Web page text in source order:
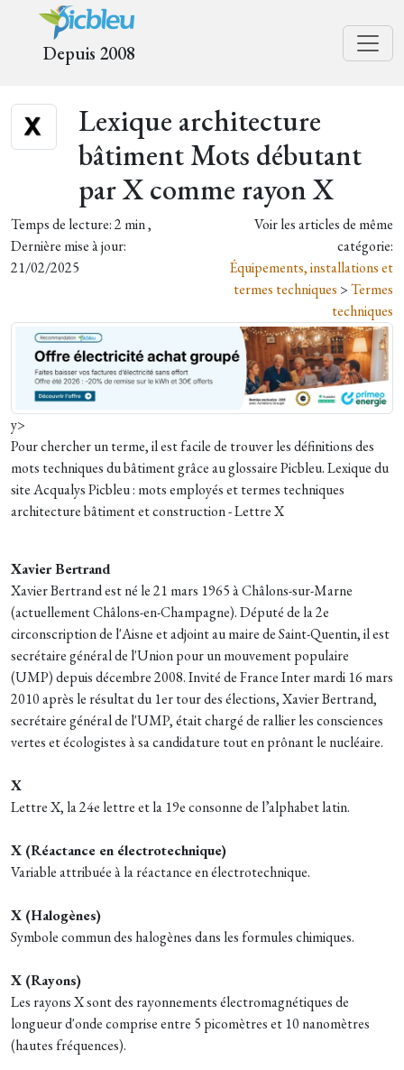
Depuis 2008
Lexique architecture
bâtiment Mots débutant
par X comme rayon X
Temps de lecture: 2 min ,
Dernière mise à jour:
21/02/2025
Voir les articles de même
catégorie:
Équipements, installations et
termes techniques >Termes
techniques
y>
Pour chercher un terme, il est facile de trouver les définitions des
mots techniques du bâtiment grâce au glossaire Picbleu. Lexique du
site Acqualys Picbleu : mots employés et termes techniques
architecture bâtiment et construction - Lettre X
Xavier Bertrand
Xavier Bertrand est né le 21 mars 1965 à Châlons-sur-Marne
(actuellement Châlons-en-Champagne). Député de la 2e
circonscription de l'Aisne et adjoint au maire de Saint-Quentin, il est
secrétaire général de l'Union pour un mouvement populaire
(UMP) depuis décembre 2008. Invité de France Inter mardi 16 mars
2010 après le résultat du 1er tour des élections, Xavier Bertrand,
secrétaire général de l'UMP, était chargé de rallier les consciences
vertes et écologistes à sa candidature tout en prônant le nucléaire.
X
Lettre X, la 24e lettre et la 19e consonne de l’alphabet latin.
X (Réactance en électrotechnique)
Variable attribuée à la réactance en électrotechnique.
X (Halogènes)
Symbole commun des halogènes dans les formules chimiques.
X (Rayons)
Les rayons X sont des rayonnements électromagnétiques de
longueur d'onde comprise entre 5 picomètres et 10 nanomètres
(hautes fréquences).